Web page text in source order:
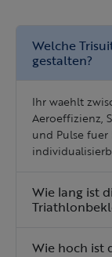
Welche
gestalten?
Ihr waehlt
Aeroeffizienz,
und Pulse fuer
Wie lang ist
Wie hoch ist